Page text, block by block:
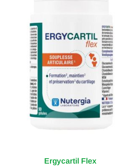
Ergycartil Flex